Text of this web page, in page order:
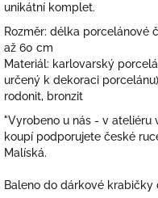
unikátní komplet.
Rozměr: délka porcelánové
až 60 cm
Materiál: karlovarský
určený k dekoraci
rodonit, bronzit
"Vyrobeno u nás - v ateliéru
koupí podporujete české
Malíská.
Baleno do dárkové krabičky